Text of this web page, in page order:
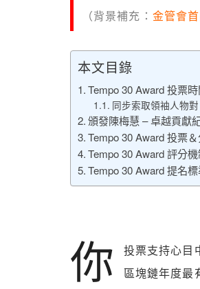
（背景補充： 金管會
本文目錄
Tempo 30 Award 投票
同步索取領袖人物
頒發陳梅慧 – 卓越貢獻
Tempo 30 Award 投票
Tempo 30 Award 評分
Tempo 30 Award 提名
你
投票支持心目
區塊鏈年度最